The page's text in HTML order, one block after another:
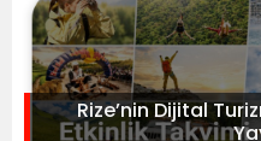
Rize’nin Dijital